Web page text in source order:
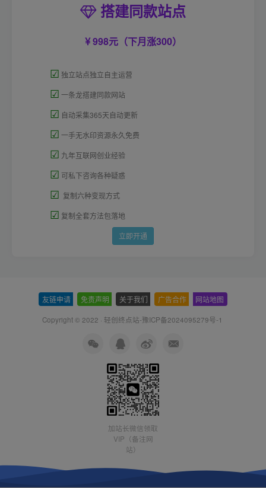
搭建同款站点
998元（下月涨300）
☑ 独立站点独立自主运营
☑ 一条龙搭建同款网站
☑ 自动采集365天自动更新
☑ 一手无水印资源永久免费
☑ 九年互联网创业经验
☑ 可私下咨询各种疑惑
☑ 复制六种变现方式
☑ 复制全套方法包落地
立即开通
友链申请 免责声明 关于我们 广告合作 网站地图
Copyright © 2022 · 轻创终点站-豫ICP备2024095279号-1
加站长微信领取
VIP（备注网
站）